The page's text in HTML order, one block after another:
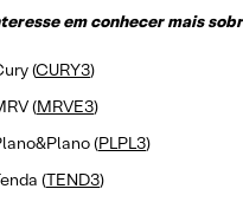
em conhecer mais
(CURY3)
(MRVE3)
(PLPL3)
(TEND3)